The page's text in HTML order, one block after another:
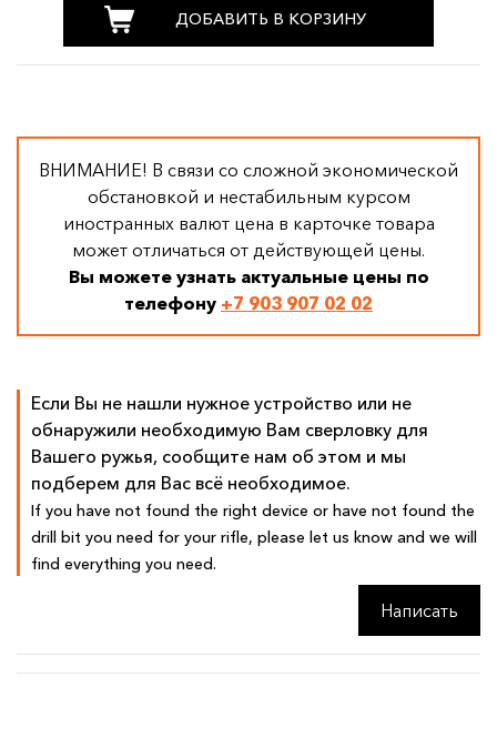
ДОБАВИТЬ В КОРЗИНУ
ВНИМАНИЕ! В связи со сложной экономической
обстановкой и нестабильным курсом
иностранных валют цена в карточке товара
может отличаться от действующей цены.
Вы можете узнать актуальные цены по
телефону +7 903 907 02 02
Если Вы не нашли нужное устройство или не
обнаружили необходимую Вам сверловку для
Вашего ружья, сообщите нам об этом и мы
подберем для Вас всё необходимое.
If you have not found the right device or have not found the
drill bit you need for your rifle, please let us know and we will
find everything you need.
Написать